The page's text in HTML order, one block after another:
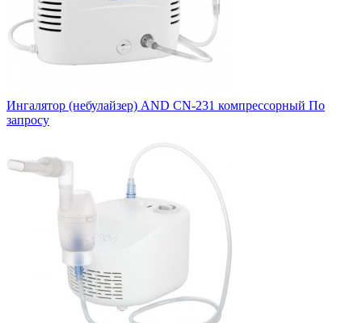
Ингалятор (небулайзер) AND CN-231 компрессорный По
запросу